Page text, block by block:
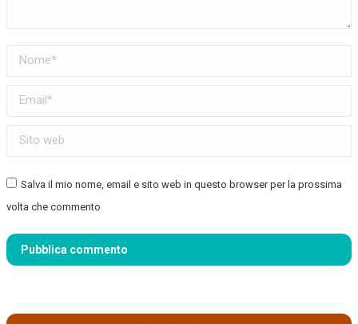
Nome *
Email *
Sito web
Salva il mio nome, email e sito web in questo browser per la prossima
volta che commento
Pubblica commento